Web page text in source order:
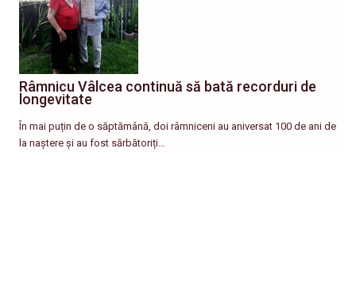
Râmnicu Vâlcea continuă să bată recorduri de
longevitate
În mai puțin de o săptămână, doi râmniceni au aniversat 100 de ani de
la naștere și au fost sărbătoriți…